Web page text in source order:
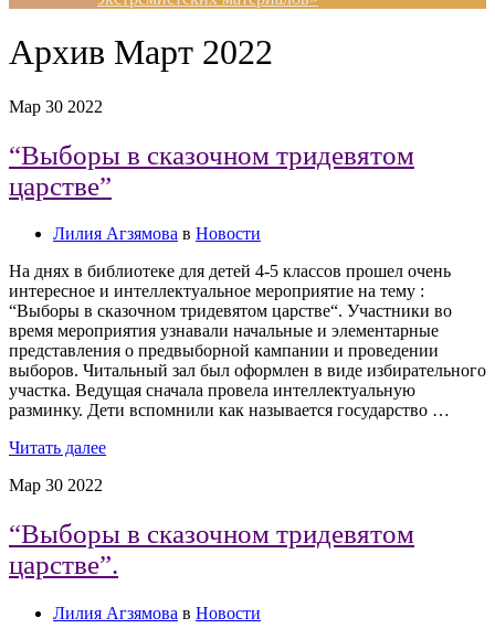
Архив Март 2022
Мар 30 2022
“Выборы в сказочном тридевятом
царстве”
Лилия Агзямова в Новости
На днях в библиотеке для детей 4-5 классов прошел очень
интересное и интеллектуальное мероприятие на тему :
“Выборы в сказочном тридевятом царстве“. Участники во
время мероприятия узнавали начальные и элементарные
представления о предвыборной кампании и проведении
выборов. Читальный зал был оформлен в виде избирательного
участка. Ведущая сначала провела интеллектуальную
разминку. Дети вспомнили как называется государство …
Читать далее
Мар 30 2022
“Выборы в сказочном тридевятом
царстве”.
Лилия Агзямова в Новости